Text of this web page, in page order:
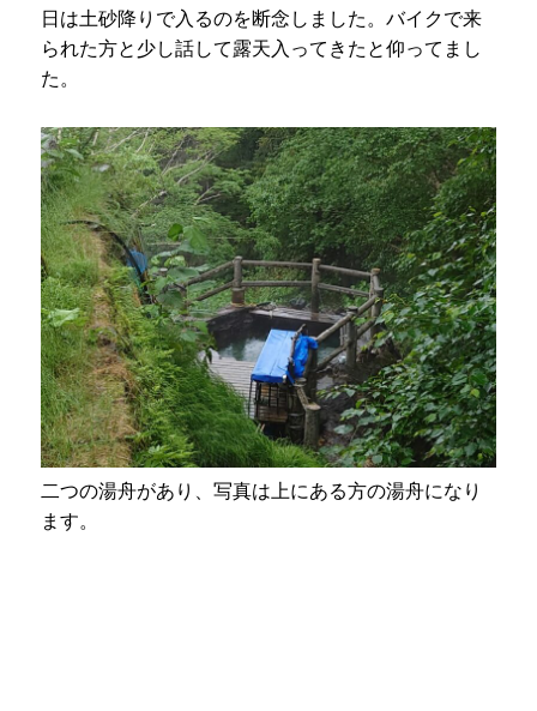
日は土砂降りで入るのを断念しました。バイクで来
られた方と少し話して露天入ってきたと仰ってまし
た。
二つの湯舟があり、写真は上にある方の湯舟になり
ます。